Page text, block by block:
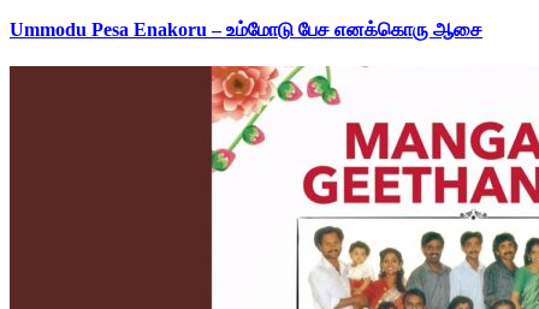
Ummodu Pesa Enakoru – உம்மோடு பேச எனக்கொரு ஆசை